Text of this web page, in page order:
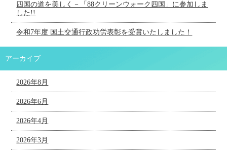
四国の道を美しく－「88クリーンウォーク四国」に参加しま
した!!
令和7年度 国土交通行政功労表彰を受賞いたしました！
アーカイブ
2026年8月
2026年6月
2026年4月
2026年3月